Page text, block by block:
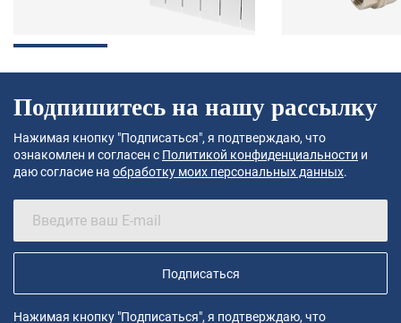
Подпишитесь на нашу рассылку
Нажимая кнопку "Подписаться", я подтверждаю, что
ознакомлен и согласен с Политикой конфиденциальности и
даю согласие на обработку моих персональных данных.
Подписаться
Нажимая кнопку "Подписаться", я подтверждаю, что